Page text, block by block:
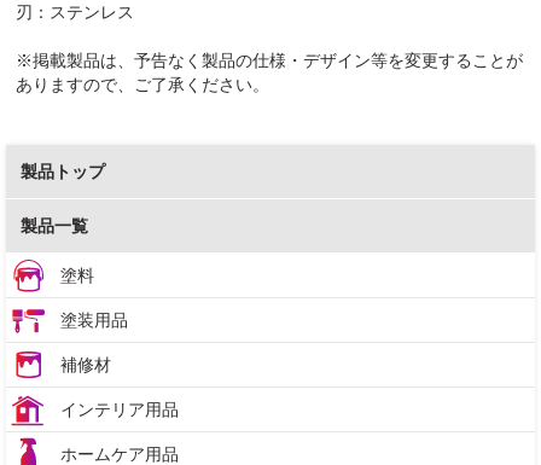
刃：ステンレス
※掲載製品は、予告なく製品の仕様・デザイン等を変更することが
ありますので、ご了承ください。
製品トップ
製品一覧
塗料
塗装用品
補修材
インテリア用品
ホームケア用品